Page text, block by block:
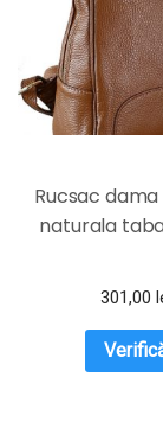
Rucsac
naturala
301,00